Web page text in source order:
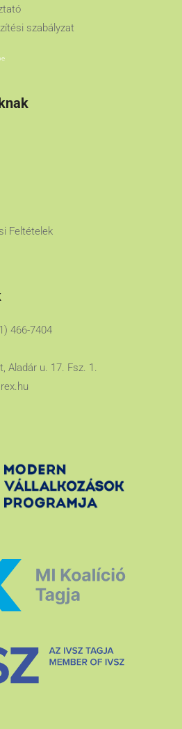
szabályzat
Feltételek
466-7404
Aladár u. 17. Fsz. 1.